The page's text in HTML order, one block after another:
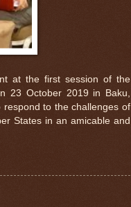
at the first session of the
23 October 2019 in Baku,
to the challenges of
States in an amicable and